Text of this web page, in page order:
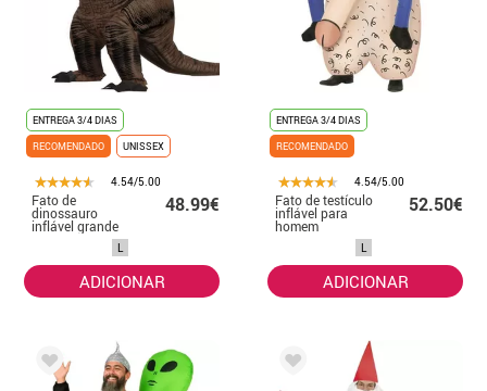
ENTREGA 3/4 DIAS
RECOMENDADO
UNISSEX
4.54/5.00
Fato de
dinossauro
inflável grande
para adultos
48.99€
L
ADICIONAR
ENTREGA 3/4 DIAS
RECOMENDADO
4.54/5.00
Fato de testículo
inflável para
homem
52.50€
L
ADICIONAR